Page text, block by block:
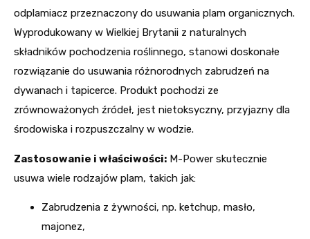
odplamiacz przeznaczony do usuwania plam organicznych.
Wyprodukowany w Wielkiej Brytanii z naturalnych
składników pochodzenia roślinnego, stanowi doskonałe
rozwiązanie do usuwania różnorodnych zabrudzeń na
dywanach i tapicerce. Produkt pochodzi ze
zrównoważonych źródeł, jest nietoksyczny, przyjazny dla
środowiska i rozpuszczalny w wodzie.
Zastosowanie i właściwości: M-Power skutecznie
usuwa wiele rodzajów plam, takich jak:
Zabrudzenia z żywności, np. ketchup, masło,
majonez,